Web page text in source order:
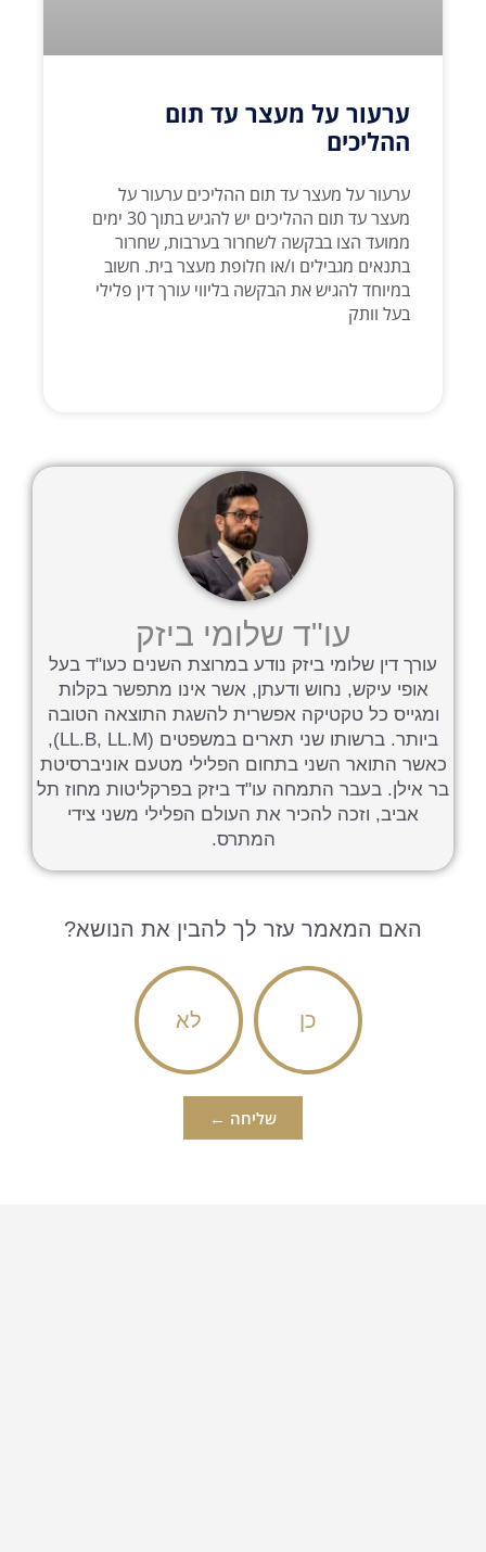
ערעור על מעצר עד תום
ההליכים
ערעור על מעצר עד תום ההליכים ערעור על
מעצר עד תום ההליכים יש להגיש בתוך 30 ימים
ממועד הצו בבקשה לשחרור בערבות, שחרור
בתנאים מגבילים ו/או חלופת מעצר בית. חשוב
במיוחד להגיש את הבקשה בליווי עורך דין פלילי
בעל וותק
עו"ד שלומי ביזק
עורך דין שלומי ביזק נודע במרוצת השנים כעו"ד בעל
אופי עיקש, נחוש ודעתן, אשר אינו מתפשר בקלות
ומגייס כל טקטיקה אפשרית להשגת התוצאה הטובה
ביותר. ברשותו שני תארים במשפטים (LL.B, LL.M),
כאשר התואר השני בתחום הפלילי מטעם אוניברסיטת
בר אילן. בעבר התמחה עו"ד ביזק בפרקליטות מחוז תל
אביב, וזכה להכיר את העולם הפלילי משני צידי
המתרס.
האם המאמר עזר לך להבין את הנושא?
כן לא
שליחה ←